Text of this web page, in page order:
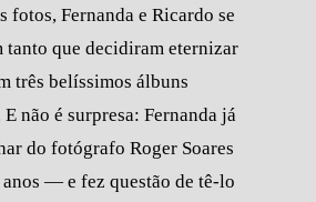
fotos, Fernanda e Ricardo se
tanto que decidiram eternizar
três belíssimos álbuns
não é surpresa: Fernanda já
do fotógrafo Roger Soares
anos — e fez questão de tê-lo